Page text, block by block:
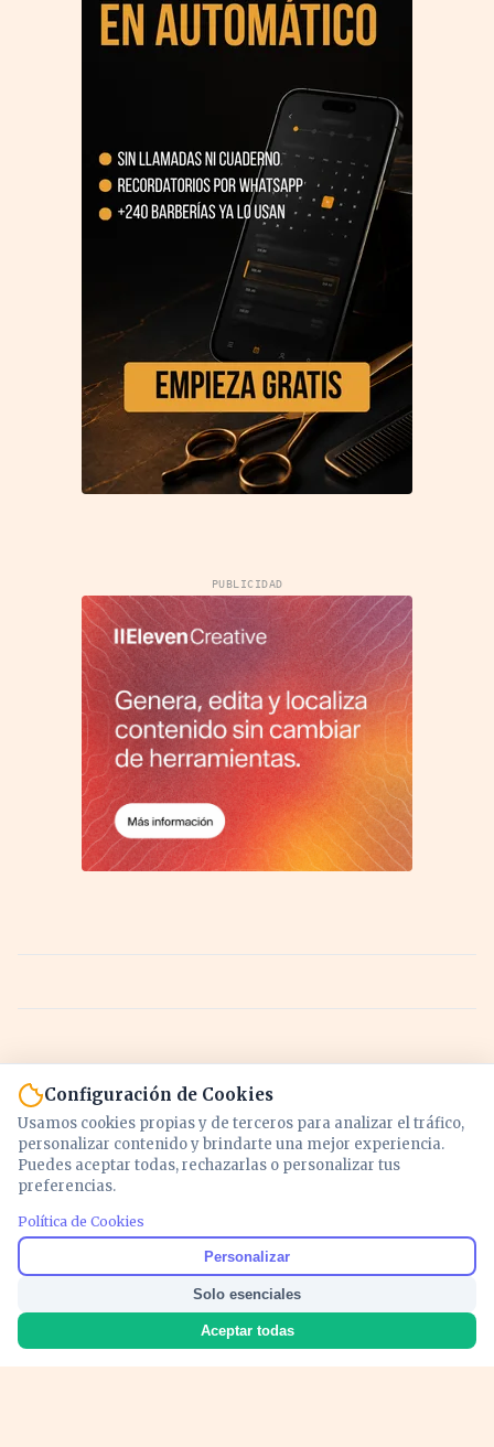
PUBLICIDAD
Noticias y análisis de economía, mercados,
inversión y política. Información actualizada
para entender lo que mueve tu dinero y tu
país.
Configuración de Cookies
Usamos cookies propias y de terceros para analizar el tráfico,
personalizar contenido y brindarte una mejor experiencia.
Puedes aceptar todas, rechazarlas o personalizar tus
preferencias.
Política de Cookies
Personalizar
Solo esenciales
Aceptar todas